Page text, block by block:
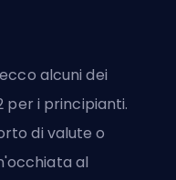
alcuni dei
per i principianti.
di valute o
al